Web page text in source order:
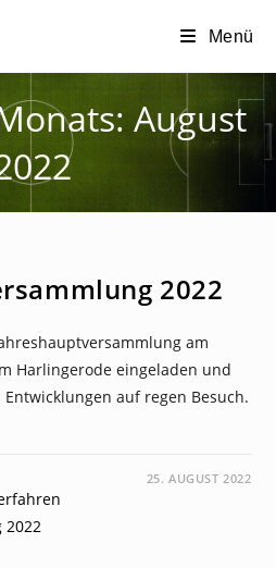
Menü
August
2022
am
Harlingerode eingeladen und
auf regen Besuch.
25. AUGUST 2022